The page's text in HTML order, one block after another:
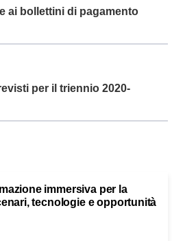
ai bollettini di pagamento
per il triennio 2020-
immersiva per la
tecnologie e opportunità